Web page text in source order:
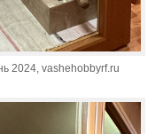
2024, vashehobbyrf.ru